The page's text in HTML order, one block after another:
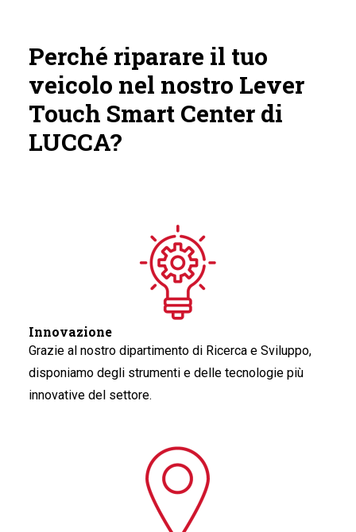
Perché riparare il tuo
veicolo nel nostro Lever
Touch Smart Center di
LUCCA?
Innovazione
Grazie al nostro dipartimento di Ricerca e Sviluppo,
disponiamo degli strumenti e delle tecnologie più
innovative del settore.